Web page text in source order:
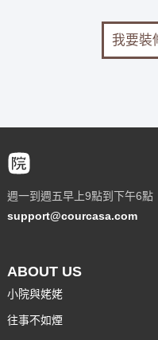
我要裝
週一到週五早上9點到下午6點
support@courcasa.com
ABOUT US
小院與姥姥
往事不如煙